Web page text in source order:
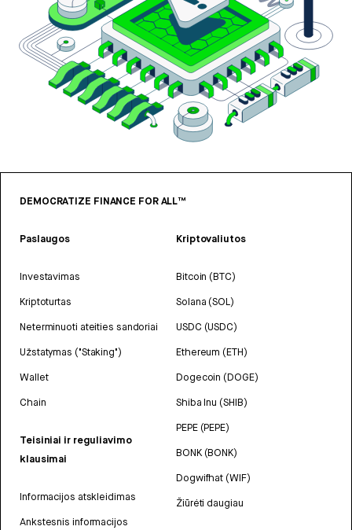
DEMOCRATIZE FINANCE FOR ALL™
Paslaugos
Investavimas
Kriptoturtas
Neterminuoti ateities sandoriai
Užstatymas ("Staking")
Wallet
Chain
Teisiniai ir reguliavimo
klausimai
Informacijos atskleidimas
Ankstesnis informacijos
Kriptovaliutos
Bitcoin (BTC)
Solana (SOL)
USDC (USDC)
Ethereum (ETH)
Dogecoin (DOGE)
Shiba Inu (SHIB)
PEPE (PEPE)
BONK (BONK)
Dogwifhat (WIF)
Žiūrėti daugiau